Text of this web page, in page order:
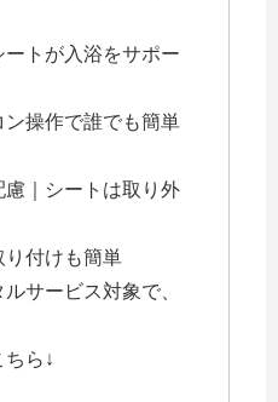
トが入浴をサポー
ン操作で誰でも簡単
｜シートは取り外
り付けも簡単
サービス対象で、
ら↓